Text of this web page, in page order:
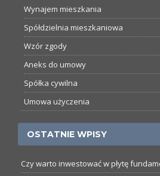
Wynajem mieszkania
Spółdzielnia mieszkaniowa
Wzór zgody
Aneks do umowy
Spółka cywilna
Umowa użyczenia
OSTATNIE WPISY
Czy warto inwestować w płytę